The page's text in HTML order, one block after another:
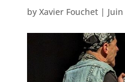
by Xavier Fouchet|